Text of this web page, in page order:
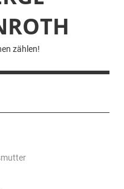
zählen!